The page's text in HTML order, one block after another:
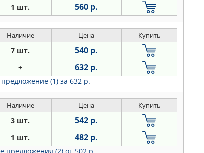
1 шт. 560 р.
Наличие Цена Купить
7 шт. 540 р.
+ 632 р.
(1) за 632 р.
Наличие Цена Купить
3 шт. 542 р.
1 шт. 482 р.
предложения (2) от 502 р.